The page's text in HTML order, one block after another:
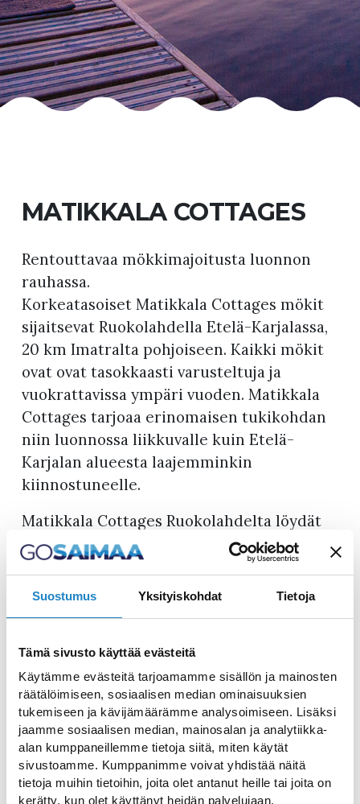
Suostumus Yksityiskohdat Tietoja
Tämä sivusto käyttää evästeitä
Käytämme evästeitä tarjoamamme sisällön ja mainosten
räätälöimiseen, sosiaalisen median ominaisuuksien
tukemiseen ja kävijämäärämme analysoimiseen. Lisäksi
jaamme sosiaalisen median, mainosalan ja analytiikka-
alan kumppaneillemme tietoja siitä, miten käytät
sivustoamme. Kumppanimme voivat yhdistää näitä
tietoja muihin tietoihin, joita olet antanut heille tai joita on
kerätty, kun olet käyttänyt heidän palvelujaan.
MATIKKALA COTTAGES
Rentouttavaa mökkimajoitusta luonnon
rauhassa.
Korkeatasoiset Matikkala Cottages mökit
sijaitsevat Ruokolahdella Etelä-Karjalassa,
20 km Imatralta pohjoiseen. Kaikki mökit
ovat ovat tasokkaasti varusteltuja ja
vuokrattavissa ympäri vuoden. Matikkala
Cottages tarjoaa erinomaisen tukikohdan
niin luonnossa liikkuvalle kuin Etelä-
Karjalan alueesta laajemminkin
kiinnostuneelle.
Matikkala Cottages Ruokolahdelta löydät
kuusi upeaa vuokrattavaa mökkiä. Mökit
Vaahtera, Kataja, Petäjä, Sirppi, Kääpä ja iso
huvilamökki Pihlaja kutsuvat sinua
Pihlaja huvilamökin yhteydessä on
asiakkaidemme vuokrattavissa olevat
tynnyrisauna ja palju, joissa rentoutuessa
mieli ja keho lepäävät.
Muutaman sadan metrin päässä sijaitsee
FreeSki. Sen ympäristö tarjoaa